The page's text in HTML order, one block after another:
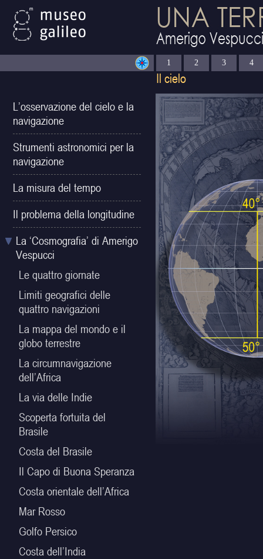
1 2 3 4
L’osservazione del cielo e la
navigazione
Strumenti astronomici per la
navigazione
La misura del tempo
Il problema della longitudine
La ‘Cosmografia’ di Amerigo
Vespucci
Le quattro giornate
Limiti geografici delle
quattro navigazioni
La mappa del mondo e il
globo terrestre
La circumnavigazione
dell’Africa
La via delle Indie
Scoperta fortuita del
Brasile
Costa del Brasile
Il Capo di Buona Speranza
Costa orientale dell’Africa
Mar Rosso
Golfo Persico
Costa dell’India